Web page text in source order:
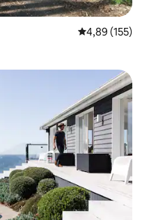
4,89 de uma
4,89 (155)